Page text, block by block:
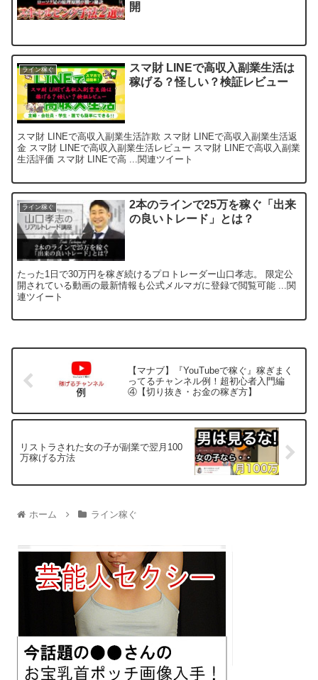
開
ライン稼ぐ
スマ財 LINEで高収入副業生活は
稼げる？怪しい？検証レビュー
スマ財 LINEで高収入副業生活詐欺 スマ財 LINEで高収入副業生活返
金 スマ財 LINEで高収入副業生活レビュー スマ財 LINEで高収入副業
生活評価 スマ財 LINEで高 ...関連ツイート
ライン稼ぐ
2本のラインで25万を稼ぐ「出来
の良いトレード」とは？
たった1日で30万円を稼ぎ続けるプロトレーダー山口孝志。 限定公
開されている動画の最新情報も公式メルマガに登録で閲覧可能 ...関
連ツイート
【マナブ】『YouTubeで稼ぐ』稼ぎまく
ってるチャンネル例！超初心者入門編
④【切り抜き・お金の稼ぎ方】
リストラされた女の子が副業で翌月100
万稼げる方法
ホーム ライン稼ぐ